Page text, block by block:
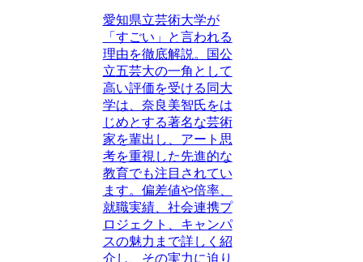
愛知県立芸術大学が
「すごい」と言われる
理由を徹底解説。国公
立五芸大の一角として
高い評価を受ける同大
学は、奈良美智氏をは
じめとする著名な芸術
家を輩出し、アート思
考を重視した先進的な
教育でも注目されてい
ます。偏差値や倍率、
就職実績、社会連携プ
ロジェクト、キャンパ
スの魅力まで詳しく紹
介し、その実力に迫り